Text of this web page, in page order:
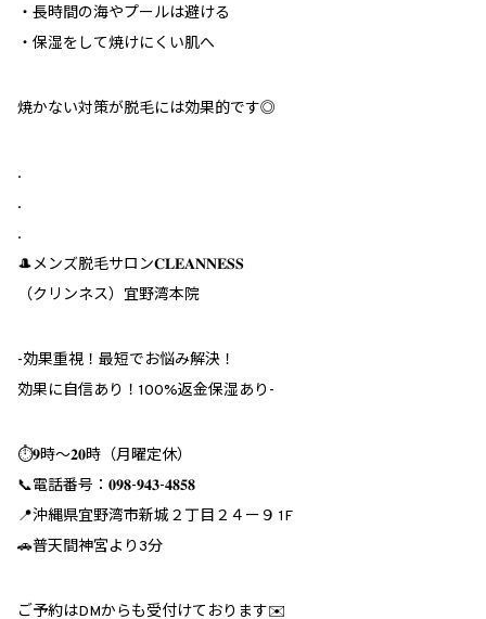
・長時間の海やプールは避ける
・保湿をして焼けにくい肌へ
焼かない対策が脱毛には効果的です◎
.
.
.
🎩メンズ脱毛サロン𝐂𝐋𝐄𝐀𝐍𝐍𝐄𝐒𝐒
（クリンネス）宜野湾本院
︎-効果重視！最短でお悩み解決！
効果に自信あり！100%返金保湿あり-
⏱𝟗時～𝟐𝟎時（月曜定休）
📞電話番号：𝟎𝟗𝟖-𝟗𝟒𝟑-𝟒𝟖𝟓𝟖
📍沖縄県宜野湾市新城２丁目２４ー９ 1F
🚗普天間神宮より3分
ご予約はDMからも受付けております✉️